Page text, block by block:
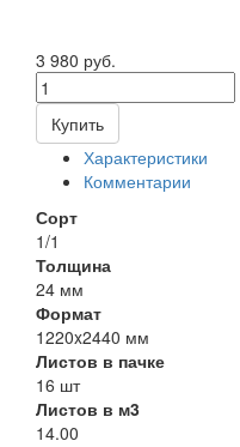
3 980 руб.
Купить
Характеристики
Комментарии
Сорт
1/1
Толщина
24 мм
Формат
1220x2440 мм
Листов в пачке
16 шт
Листов в м3
14.00